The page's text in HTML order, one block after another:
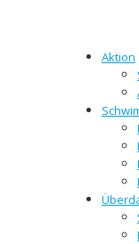
Aktion